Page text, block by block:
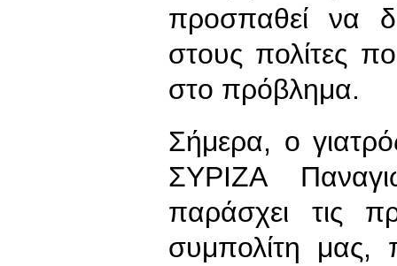
προσπαθεί να
στους πολίτες
στο πρόβλημα.
Σήμερα, ο
ΣΥΡΙΖΑ
παράσχει τις
συμπολίτη μας,